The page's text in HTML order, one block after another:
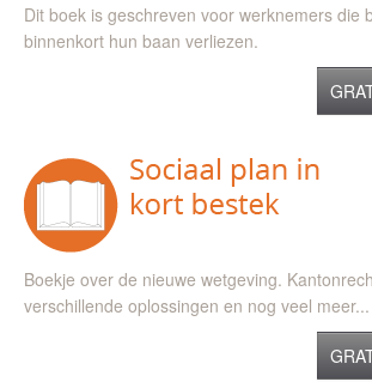
Dit boek is geschreven voor werknemers die
binnenkort hun baan verliezen.
Boekje over de nieuwe wetgeving.
verschillende oplossingen en nog veel meer...